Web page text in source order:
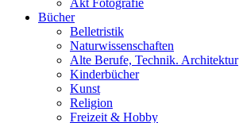
Akt Fotografie
Bücher
Belletristik
Naturwissenschaften
Alte Berufe, Technik. Architektur
Kinderbücher
Kunst
Religion
Freizeit & Hobby